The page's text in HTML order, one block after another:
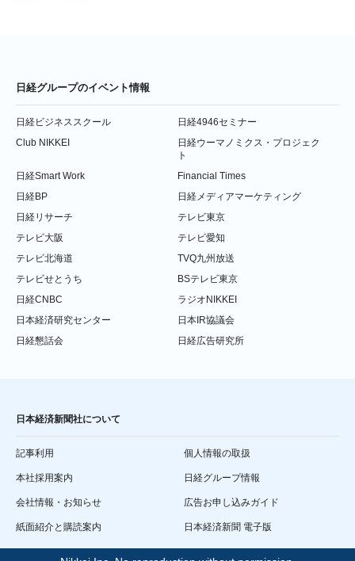
日経グループのイベント情報
日経ビジネススクール
日経4946セミナー
Club NIKKEI
日経ウーマノミクス・プロジェク
ト
日経Smart Work
Financial Times
日経BP
日経メディアマーケティング
日経リサーチ
テレビ東京
テレビ大阪
テレビ愛知
テレビ北海道
TVQ九州放送
テレビせとうち
BSテレビ東京
日経CNBC
ラジオNIKKEI
日本経済研究センター
日本IR協議会
日経懇話会
日経広告研究所
日本経済新聞社について
記事利用 個人情報の取扱
本社採用案内 日経グループ情報
会社情報・お知らせ 広告お申し込みガイド
紙面紹介と購読案内 日本経済新聞 電子版